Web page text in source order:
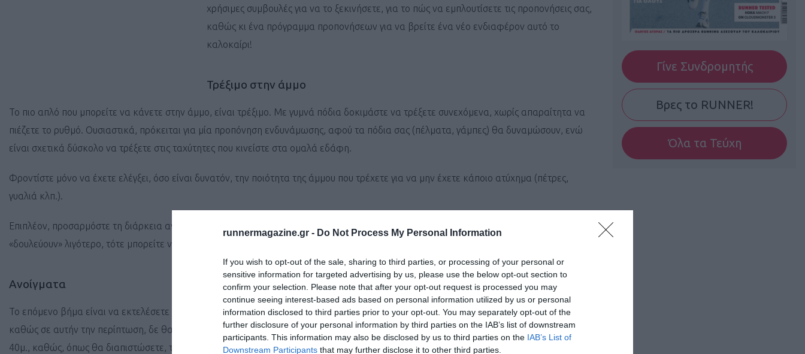
runnermagazine.gr - Do Not Process My Personal Information
If you wish to opt-out of the sale, sharing to third parties, or processing of your personal or
sensitive information for targeted advertising by us, please use the below opt-out section to
confirm your selection. Please note that after your opt-out request is processed you may
continue seeing interest-based ads based on personal information utilized by us or personal
information disclosed to third parties prior to your opt-out. You may separately opt-out of the
further disclosure of your personal information by third parties on the IAB’s list of downstream
participants. This information may also be disclosed by us to third parties on the IAB’s List of
Downstream Participants that may further disclose it to other third parties.
χρήσιμες συμβουλές για να το ξεκινήσετε, για το πώς να εμπλουτίσετε τις προπονήσεις σας,
καθώς κι ένα πρόγραμμα προπονήσεων για να βρείτε ένα νέο ενδιαφέρον αυτό το
καλοκαίρι!
Τρέξιμο στην άμμο
Το πιο απλό που μπορείτε να κάνετε στην άμμο, είναι τρέξιμο. Με γυμνά πόδια δοκιμάστε να τρέξετε συνεχόμενα, χωρίς απαραίτητα να
πιέζετε το ρυθμό. Ουσιαστικά, πρόκειται για μία προπόνηση ενδυνάμωσης, αφού τα πόδια σας (πέλματα, γάμπες) θα δυναμώσουν, ενώ
είναι σχετικά δύσκολο να τρέξετε στις ταχύτητες που κινείστε στα ομαλά εδάφη.
Φροντίστε μόνο να έχετε ελέγξει, όσο είναι δυνατόν, την ποιότητα της άμμου που τρέχετε για να μην έχετε κάποιο ατύχημα (πέτρες,
γυαλιά κλπ.).
Επιπλέον, προσαρμόστε τη διάρκεια ανάλογα με το πάχος της άμμου. Αν, για παράδειγμα, τα πόδια δε βουλιάζουν αρκετά και
«δουλεύουν» λιγότερο, τότε μπορείτε να αυξήσετε τη διάρκεια.
Ανοίγματα
Το επόμενο βήμα είναι να εκτελέσετε ανοίγματα στην άμμο. Προτιμήστε, ωστόσο, σημεία, όπου δε βουλιάζουν πάρα πολύ τα πόδια,
καθώς σε αυτήν την περίπτωση, δε θα είστε σε θέση να τρέξετε πιο γρήγορα. Όσον αφορά την απόσταση, προτιμήστε αποστάσεις 20-
40μ., καθώς, όπως θα διαπιστώσετε, το γρήγορο τρέξιμο στην άμμο δεν είναι το ίδιο εύκολο με τα ομαλά εδάφη. Προσπαθήστε, ωστόσο,
Γίνε Συνδρομητής
Βρες το RUNNER!
Όλα τα Τεύχη